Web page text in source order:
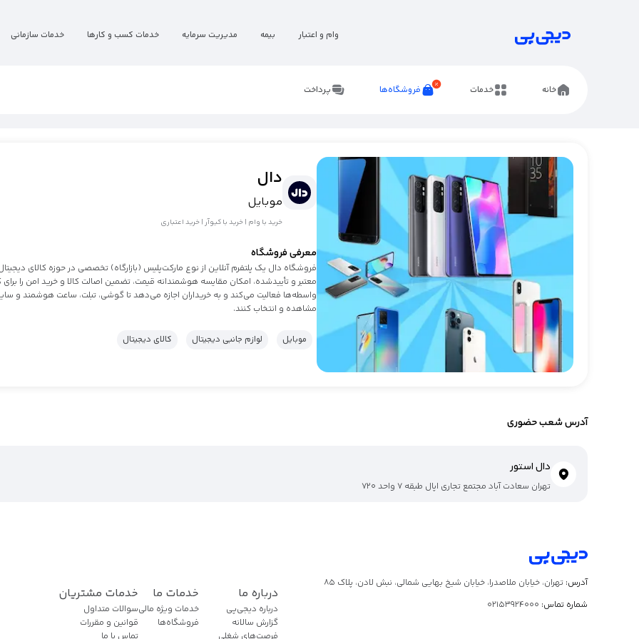
وام و اعتبار بیمه مدیریت سرمایه خدمات کسب و کارها خدمات سازمانی
خانه خدمات فروشگاه‌ها پرداخت
دال
موبایل
خرید با وام | خرید با کیوآر | خرید اعتباری
معرفی فروشگاه
فروشگاه دال یک پلتفرم آنلاین از نوع مارکت‌پلیس (بازارگاه) تخصصی در حوزه کالای
معتبر و تأییدشده، امکان مقایسه هوشمندانه قیمت، تضمین اصالت کالا و خرید امن را
واسطه‌ها فعالیت می‌کند و به خریداران اجازه می‌دهد تا گوشی، تبلت، ساعت هوشمند و
مشاهده و انتخاب کنند.
موبایل لوازم جانبی دیجیتال کالای دیجیتال
آدرس شعب حضوری
دال استور
تهران سعادت آباد مجتمع تجاری اپال طبقه ۷ واحد ۷۲۰
آدرس: تهران، خیابان ملاصدرا، خیابان شیخ بهایی شمالی، نبش لادن، پلاک ۸۵
شماره تماس: 02153924000
درباره ما
درباره دیجی‌پی
گزارش سالانه
خدمات ما
خدمات ویژه مالی
فروشگاه‌ها
خدمات مشتریان
سوالات متداول
قوانین و مقررات